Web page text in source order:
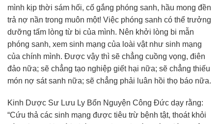
mình kịp thời sám hối, cố gắng phóng sanh, hầu mong đền
trả nợ nần trong muôn một! Việc phóng sanh có thể trưởng
dưỡng tấm lòng từ bi của mình. Nên khởi lòng bi mẫn
phóng sanh, xem sinh mạng của loài vật như sinh mạng
của chính mình. Được vậy thì sẽ chẳng cuồng vọng, điên
đảo nữa; sẽ chẳng tạo nghiệp giết hại nữa; sẽ chẳng thiếu
món nợ sát sanh nữa; sẽ chẳng phải luân hồi thọ báo nữa.
Kinh Dược Sư Lưu Ly Bổn Nguyện Công Đức dạy rằng:
“Cứu thả các sinh mạng được tiêu trừ bệnh tật, thoát khỏi